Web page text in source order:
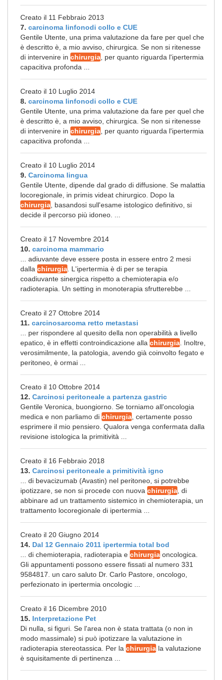
Creato il 11 Febbraio 2013
7. carcinoma linfonodi collo e CUE
Gentile Utente, una prima valutazione da fare per quel che
è descritto è, a mio avviso, chirurgica. Se non si ritenesse
di intervenire in chirurgia , per quanto riguarda l'ipertermia
capacitiva profonda ...
Creato il 10 Luglio 2014
8. carcinoma linfonodi collo e CUE
Gentile Utente, una prima valutazione da fare per quel che
è descritto è, a mio avviso, chirurgica. Se non si ritenesse
di intervenire in chirurgia , per quanto riguarda l'ipertermia
capacitiva profonda ...
Creato il 10 Luglio 2014
9. Carcinoma lingua
Gentile Utente, dipende dal grado di diffusione. Se malattia
locoregionale, in primis videat chirurgico. Dopo la
chirurgia , basandosi sull'esame istologico definitivo, si
decide il percorso più idoneo. ...
Creato il 17 Novembre 2014
10. carcinoma mammario
... adiuvante deve essere posta in essere entro 2 mesi
dalla chirurgia . L'ipertermia è di per se terapia
coadiuvante sinergica rispetto a chemioterapia e/o
radioterapia. Un setting in monoterapia sfrutterebbe ...
Creato il 27 Ottobre 2014
11. carcinosarcoma retto metastasi
... per rispondere al quesito della non operabilità a livello
epatico, è in effetti controindicazione alla chirurgia . Inoltre,
verosimilmente, la patologia, avendo già coinvolto fegato e
peritoneo, è ormai ...
Creato il 10 Ottobre 2014
12. Carcinosi peritoneale a partenza gastric
Gentile Veronica, buongiorno. Se torniamo all'oncologia
medica e non parliamo di chirurgia , certamente posso
esprimere il mio pensiero. Qualora venga confermata dalla
revisione istologica la primitività ...
Creato il 16 Febbraio 2018
13. Carcinosi peritoneale a primitività igno
... di bevacizumab (Avastin) nel peritoneo, si potrebbe
ipotizzare, se non si procede con nuova chirurgia , di
abbinare ad un trattamento sistemico in chemioterapia, un
trattamento locoregionale di ipertermia ...
Creato il 20 Giugno 2014
14. Dal 12 Gennaio 2011 ipertermia total bod
... di chemioterapia, radioterapia e chirurgia oncologica.
Gli appuntamenti possono essere fissati al numero 331
9584817. un caro saluto Dr. Carlo Pastore, oncologo,
perfezionato in ipertermia oncologic ...
Creato il 16 Dicembre 2010
15. Interpretazione Pet
Di nulla, si figuri. Se l'area non è stata trattata (o non in
modo massimale) si può ipotizzare la valutazione in
radioterapia stereotassica. Per la chirurgia la valutazione
è squisitamente di pertinenza ...